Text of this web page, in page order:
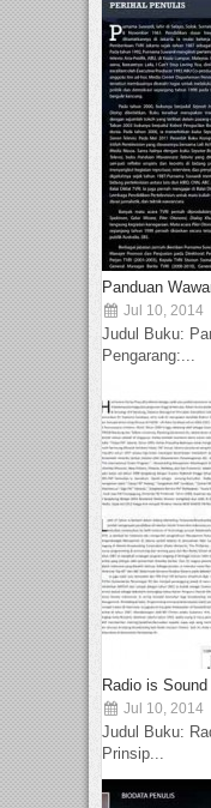
Panduan
Jul 10, 2014
Judul Buku:
Pengarang:...
Radio is
Jul 10, 2014
Judul Buku:
Prinsip...